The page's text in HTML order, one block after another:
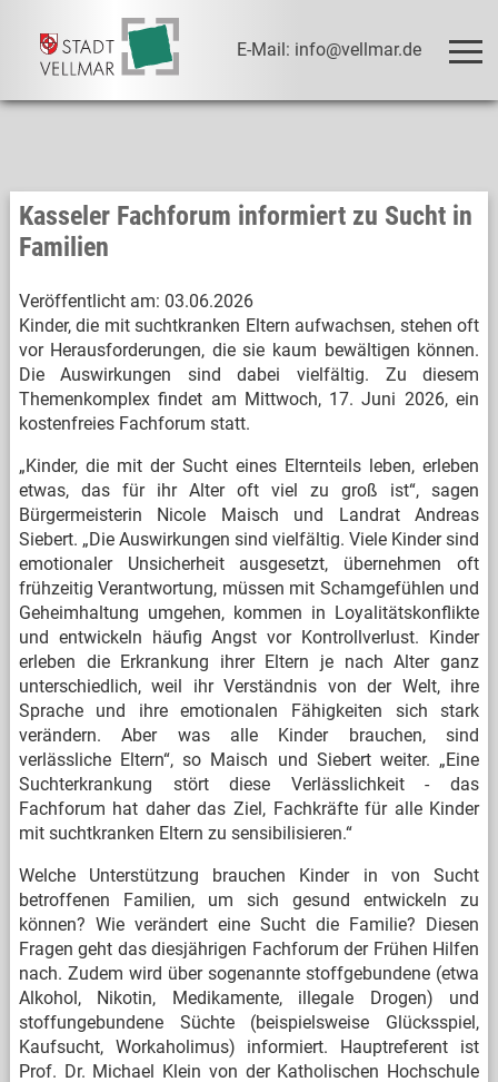
E-Mail: info@vellmar.de
Kasseler Fachforum informiert zu Sucht in
Familien
Veröffentlicht am: 03.06.2026
Kinder, die mit suchtkranken Eltern aufwachsen, stehen oft
vor Herausforderungen, die sie kaum bewältigen können.
Die Auswirkungen sind dabei vielfältig. Zu diesem
Themenkomplex findet am Mittwoch, 17. Juni 2026, ein
kostenfreies Fachforum statt.
„Kinder, die mit der Sucht eines Elternteils leben, erleben
etwas, das für ihr Alter oft viel zu groß ist“, sagen
Bürgermeisterin Nicole Maisch und Landrat Andreas
Siebert. „Die Auswirkungen sind vielfältig. Viele Kinder sind
emotionaler Unsicherheit ausgesetzt, übernehmen oft
frühzeitig Verantwortung, müssen mit Schamgefühlen und
Geheimhaltung umgehen, kommen in Loyalitätskonflikte
und entwickeln häufig Angst vor Kontrollverlust. Kinder
erleben die Erkrankung ihrer Eltern je nach Alter ganz
unterschiedlich, weil ihr Verständnis von der Welt, ihre
Sprache und ihre emotionalen Fähigkeiten sich stark
verändern. Aber was alle Kinder brauchen, sind
verlässliche Eltern“, so Maisch und Siebert weiter. „Eine
Suchterkrankung stört diese Verlässlichkeit - das
Fachforum hat daher das Ziel, Fachkräfte für alle Kinder
mit suchtkranken Eltern zu sensibilisieren.“
Welche Unterstützung brauchen Kinder in von Sucht
betroffenen Familien, um sich gesund entwickeln zu
können? Wie verändert eine Sucht die Familie? Diesen
Fragen geht das diesjährigen Fachforum der Frühen Hilfen
nach. Zudem wird über sogenannte stoffgebundene (etwa
Alkohol, Nikotin, Medikamente, illegale Drogen) und
stoffungebundene Süchte (beispielsweise Glücksspiel,
Kaufsucht, Workaholimus) informiert. Hauptreferent ist
Prof. Dr. Michael Klein von der Katholischen Hochschule